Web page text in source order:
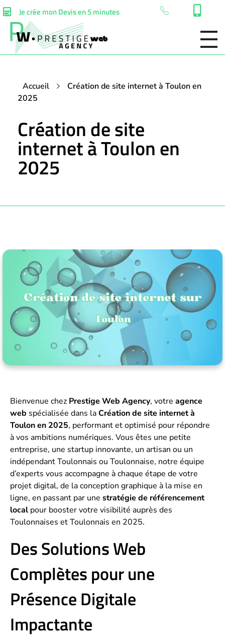
Je crée mon Devis en 5 minutes
Accueil
Création de site internet à Toulon en
2025
Création de site
internet à Toulon en
2025
Bienvenue chez Prestige Web Agency, votre agence
web spécialisée dans laCréation de site internet à
Toulon en 2025, performant et optimisé pour répondre
à vos ambitions numériques. Vous êtes une petite
entreprise, une startup innovante, un artisan ou un
indépendant Toulonnais ou Toulonnaise, notre équipe
d’experts vous accompagne à chaque étape de votre
projet digital, de la conception graphique à la mise en
ligne, en passant par une stratégie de référencement
local pour booster votre visibilité auprès des
Toulonnaises et Toulonnais en 2025.
Des Solutions Web
Complètes pour une
Présence Digitale
Impactante